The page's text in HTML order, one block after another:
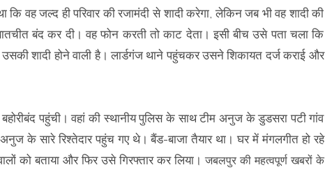
वह जल्द ही परिवार की रजामंदी से शादी करेगा, लेकिन जब भी वह शादी की
बंद कर दी। वह फोन करती तो काट देता। इसी बीच उसे पता चला कि
शादी होने वाली है। लार्डगंज थाने पहुंचकर उसने शिकायत दर्ज कराई और
पहुंची। वहां की स्थानीय पुलिस के साथ टीम अनुज के डुडसरा पटी गांव
के सारे रिश्तेदार पहुंच गए थे। बैंड-बाजा तैयार था। घर में मंगलगीत हो रहे
को बताया और फिर उसे गिरफ्तार कर लिया। जबलपुर की महत्वपूर्ण खबरों के